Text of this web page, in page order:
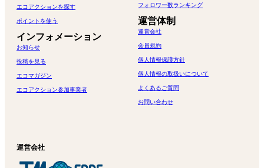
エコアクションを探す
ポイントを使う
インフォメーション
お知らせ
投稿を見る
エコマガジン
エコアクション参加事業者
フォロワー数ランキング
運営体制
運営会社
会員規約
個人情報保護方針
個人情報の取扱いについて
よくあるご質問
お問い合わせ
運営会社